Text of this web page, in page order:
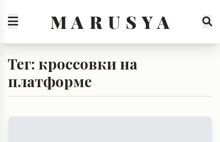
M A R U S Y A
Тег: кроссовки на
платформе